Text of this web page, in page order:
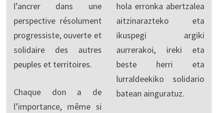
l’ancrer dans une
perspective résolument
progressiste, ouverte et
solidaire des autres
peuples et territoires.
Chaque don a de
l’importance, même si
hola erronka abertzalea
aitzinarazteko eta
ikuspegi argiki
aurrerakoi, ireki eta
beste herri eta
lurraldeekiko solidario
batean ainguratuz.